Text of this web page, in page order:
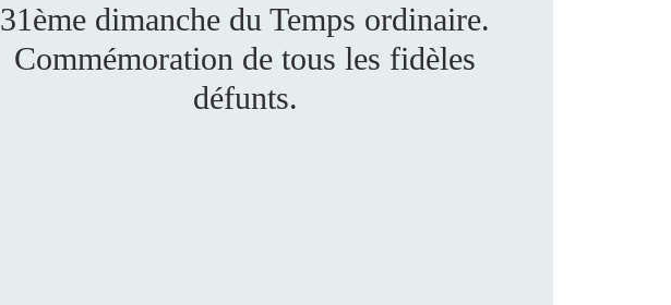
31ème dimanche du Temps ordinaire.
Commémoration de tous les fidèles
défunts.